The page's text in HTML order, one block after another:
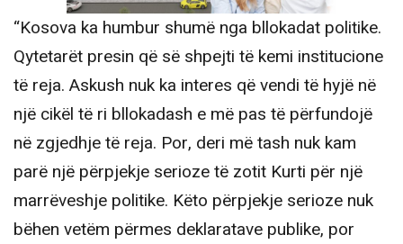
“Kosova ka humbur shumë nga bllokadat politike.
Qytetarët presin që së shpejti të kemi institucione
të reja. Askush nuk ka interes që vendi të hyjë në
një cikël të ri bllokadash e më pas të përfundojë
në zgjedhje të reja. Por, deri më tash nuk kam
parë një përpjekje serioze të zotit Kurti për një
marrëveshje politike. Këto përpjekje serioze nuk
bëhen vetëm përmes deklaratave publike, por